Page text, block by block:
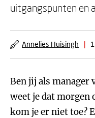
uitgangspunten en
Annelies Huisingh |
Ben jij als manager
weet je dat morgen
kom je er niet toe?